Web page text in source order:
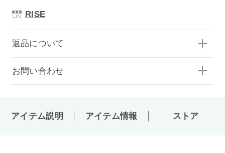
RISE
返品について
お問い合わせ
アイテム説明 アイテム情報 ストア